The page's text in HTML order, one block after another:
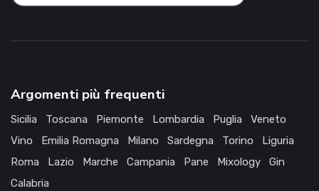
Argomenti più frequenti
Sicilia Toscana Piemonte Lombardia Puglia
Veneto
Vino
Emilia Romagna Milano Sardegna Torino
Liguria
Roma
Lazio Marche Campania Pane Mixology
Gin
Calabria